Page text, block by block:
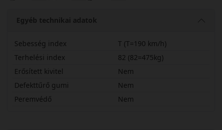
Egyéb technikai adatok
Sebesség index
T (T=190 km/h)
Terhelési index
82 (82=475kg)
Erősített kivitel
Nem
Defekttűrő gumi
Nem
Peremvédő
Nem